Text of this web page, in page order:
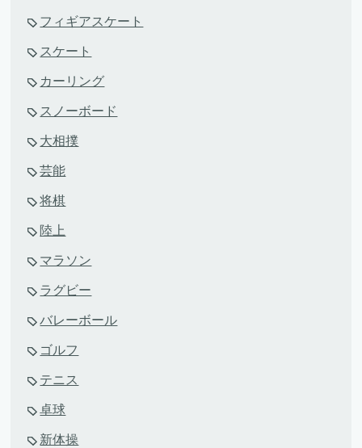
フィギアスケート
スケート
カーリング
スノーボード
大相撲
芸能
将棋
陸上
マラソン
ラグビー
バレーボール
ゴルフ
テニス
卓球
新体操